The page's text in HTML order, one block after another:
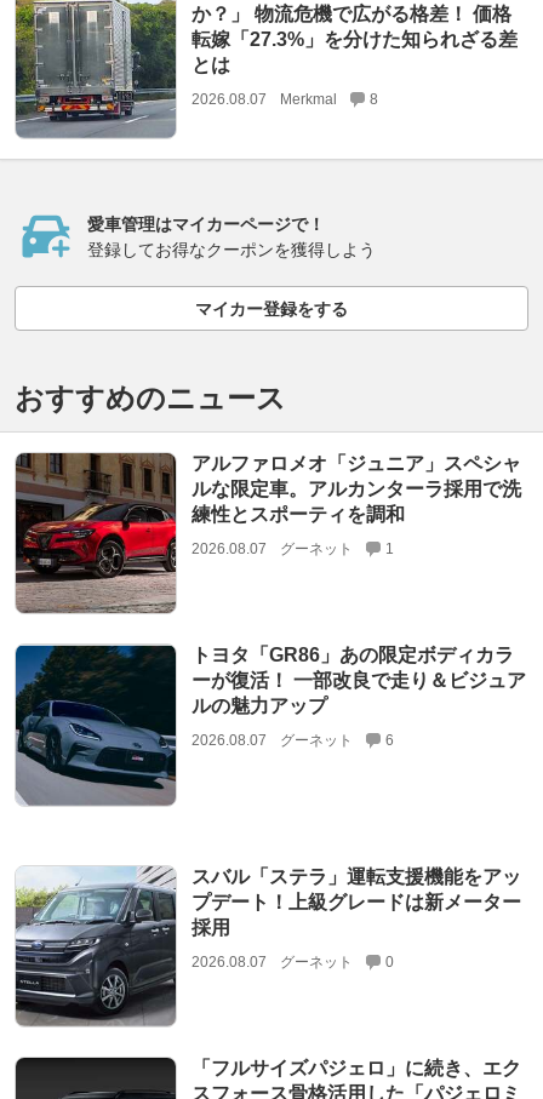
か？」 物流危機で広がる格差！ 価格
転嫁「27.3%」を分けた知られざる差
とは
2026.08.07 Merkmal 8
愛車管理はマイカーページで！
登録してお得なクーポンを獲得しよう
マイカー登録をする
おすすめのニュース
アルファロメオ「ジュニア」スペシャ
ルな限定車。アルカンターラ採用で洗
練性とスポーティを調和
2026.08.07 グーネット 1
トヨタ「GR86」あの限定ボディカラ
ーが復活！ 一部改良で走り＆ビジュア
ルの魅力アップ
2026.08.07 グーネット 6
スバル「ステラ」運転支援機能をアッ
プデート！上級グレードは新メーター
採用
2026.08.07 グーネット 0
「フルサイズパジェロ」に続き、エク
スフォース骨格活用した「パジェロミ